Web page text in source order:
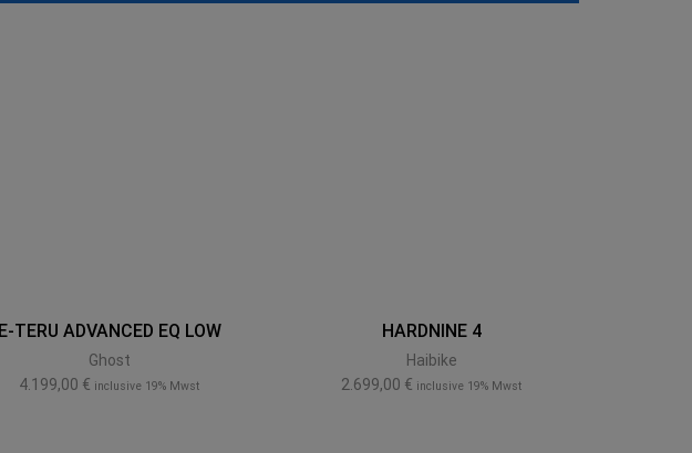
E-TERU ADVANCED EQ LOW
Ghost
4.199,00 € inclusive 19% Mwst
HARDNINE 4
Haibike
2.699,00 € inclusive 19% Mwst